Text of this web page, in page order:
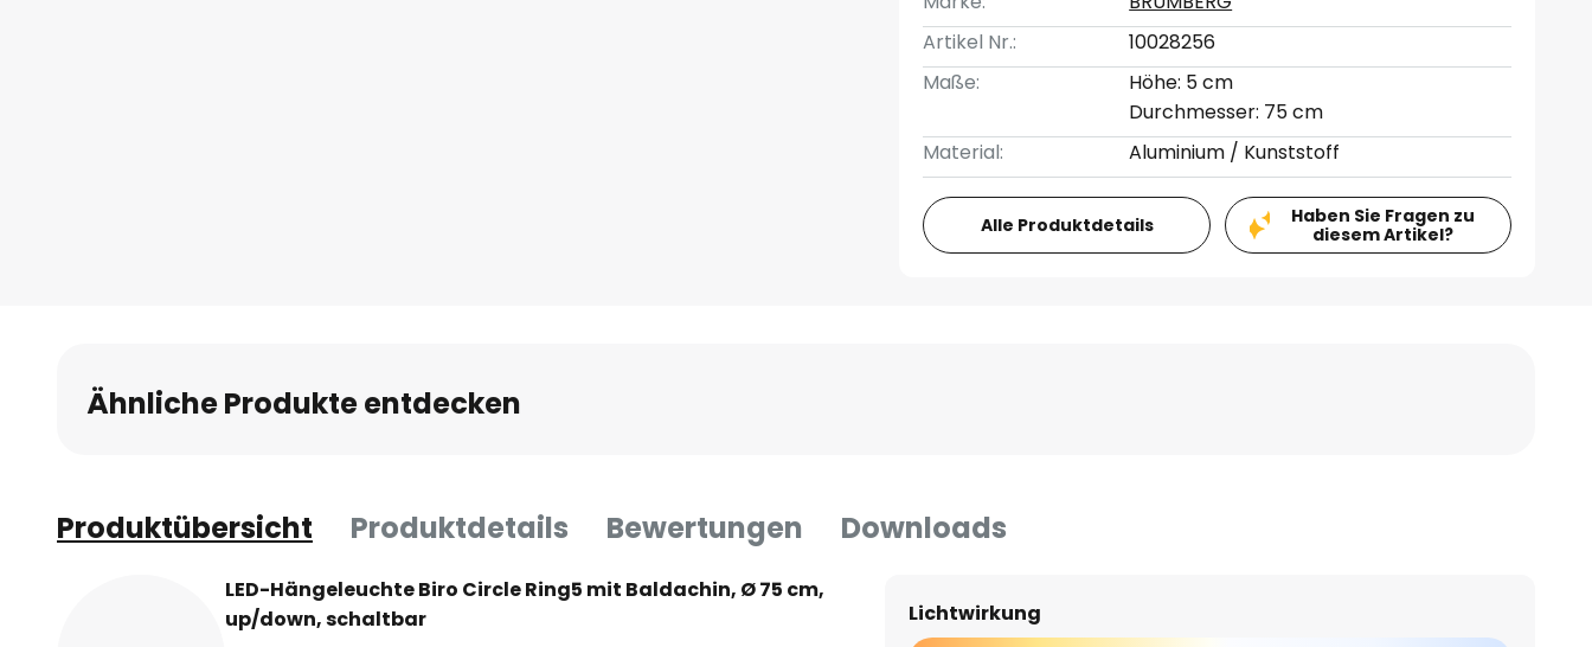
Artikel Nr.:
10028256
Maße:
Höhe: 5 cm
Durchmesser: 75 cm
Material:
Aluminium / Kunststoff
Alle Produktdetails
Haben Sie Fragen zu
diesem Artikel?
Ähnliche Produkte entdecken
Produktübersicht Produktdetails Bewertungen Downloads
LED-Hängeleuchte Biro Circle Ring5 mit Baldachin, Ø 75 cm,
up/down, schaltbar
Lichtwirkung